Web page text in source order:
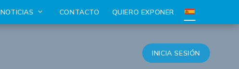
NOTICIAS CONTACTO QUIERO EXPONER
INICIA SESIÓN